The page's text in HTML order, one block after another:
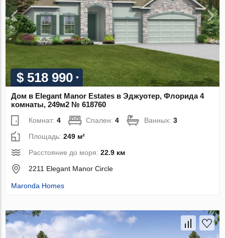
$ 518 990
Дом в Elegant Manor Estates в Эджуотер, Флорида 4
комнаты, 249м2 № 618760
Комнат:4 Спален:4 Ванных:3
Площадь:249 м²
Расстояние до моря:22.9 км
2211 Elegant Manor Circle
Maronda Homes